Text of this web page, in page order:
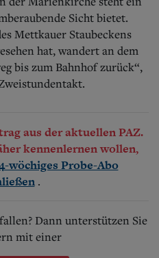
Sicht bietet.
Mettkauer Staubeckens
hat, wandert an dem
bis zum Bahnhof zurück“,
aus der aktuellen PAZ.
kennenlernen wollen,
wöchiges Probe-Abo
.
Dann unterstützen Sie
mit einer